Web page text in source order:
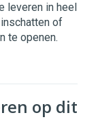
leveren in heel
of
te openen.
op dit